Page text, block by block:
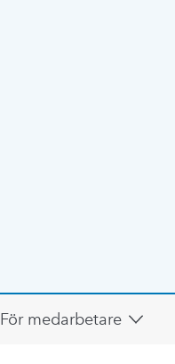
För medarbetare